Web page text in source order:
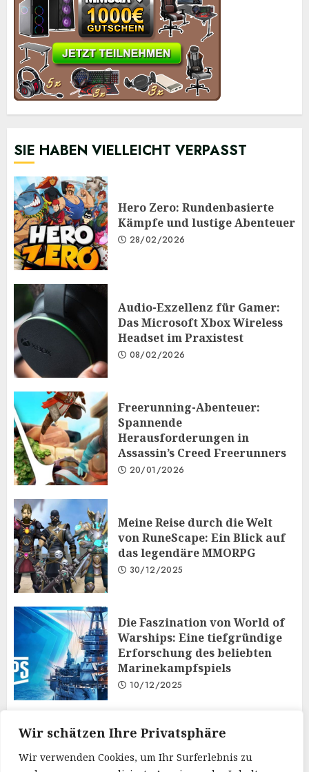
Wir schätzen Ihre Privatsphäre
Wir verwenden Cookies, um Ihr Surferlebnis zu
SIE HABEN VIELLEICHT VERPASST
Hero Zero: Rundenbasierte
Kämpfe und lustige Abenteuer
28/02/2026
Audio-Exzellenz für Gamer:
Das Microsoft Xbox Wireless
Headset im Praxistest
08/02/2026
Freerunning-Abenteuer:
Spannende
Herausforderungen in
Assassin’s Creed Freerunners
20/01/2026
Meine Reise durch die Welt
von RuneScape: Ein Blick auf
das legendäre MMORPG
30/12/2025
Die Faszination von World of
Warships: Eine tiefgründige
Erforschung des beliebten
Marinekampfspiels
10/12/2025
Taktisches Denken und
Diplomatie: Der
Mehrspielermodus von Iron